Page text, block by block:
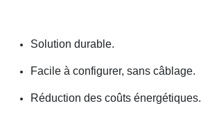
Solution durable.
Facile à configurer, sans câblage.
Réduction des coûts énergétiques.